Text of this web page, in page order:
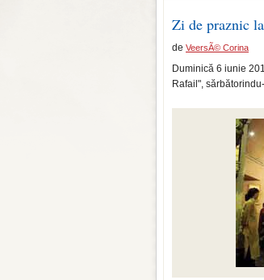
Zi de praznic
de VeersÃ© Corina
Duminică 6 iunie
Rafail",